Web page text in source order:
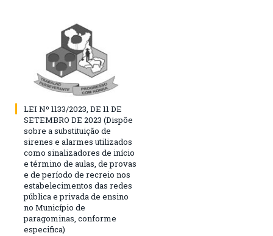
LEI Nº 1133/2023, DE 11 DE
SETEMBRO DE 2023 (Dispõe
sobre a substituição de
sirenes e alarmes utilizados
como sinalizadores de início
e término de aulas, de provas
e de período de recreio nos
estabelecimentos das redes
pública e privada de ensino
no Município de
paragominas, conforme
especifica)